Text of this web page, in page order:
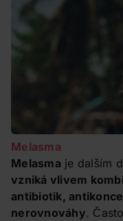
Melasma
Melasma je dalším
vzniká vlivem
antibiotik,
nerovnováhy.